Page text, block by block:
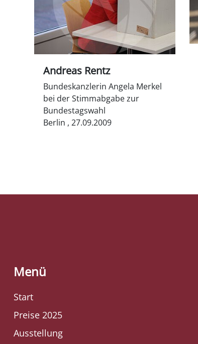
Andreas Rentz
Bundeskanzlerin Angela Merkel
bei der Stimmabgabe zur
Bundestagswahl
Berlin , 27.09.2009
Menü
Start
Preise 2025
Ausstellung